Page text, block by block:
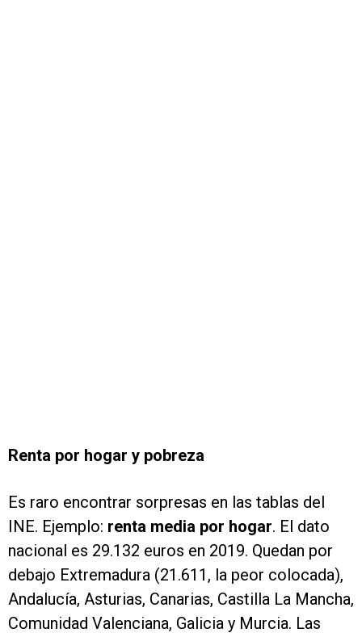
Renta por hogar y pobreza
Es raro encontrar sorpresas en las tablas del
INE. Ejemplo: renta media por hogar. El dato
nacional es 29.132 euros en 2019. Quedan por
debajo Extremadura (21.611, la peor colocada),
Andalucía, Asturias, Canarias, Castilla La Mancha,
Comunidad Valenciana, Galicia y Murcia. Las